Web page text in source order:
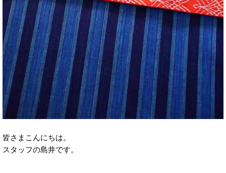
皆さまこんにちは。
スタッフの島井です。